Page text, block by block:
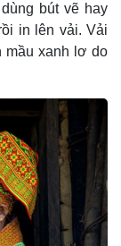
bút vẽ hay
in lên vải. Vải
mầu xanh lơ do